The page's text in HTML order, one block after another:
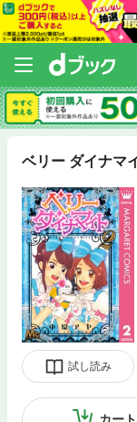
ベリー ダイナマ
試し読み